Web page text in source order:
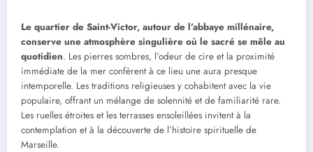
Le quartier de Saint-Victor, autour de l’abbaye millénaire,
conserve une atmosphère singulière où le sacré se mêle au
quotidien. Les pierres sombres, l’odeur de cire et la proximité
immédiate de la mer confèrent à ce lieu une aura presque
intemporelle. Les traditions religieuses y cohabitent avec la vie
populaire, offrant un mélange de solennité et de familiarité rare.
Les ruelles étroites et les terrasses ensoleillées invitent à la
contemplation et à la découverte de l’histoire spirituelle de
Marseille.